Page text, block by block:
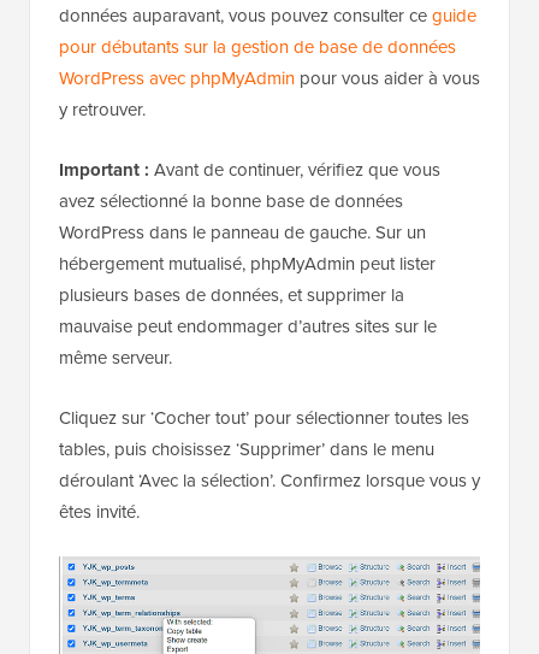
données auparavant, vous pouvez consulter ceguide
pour débutants sur la gestion de base de données
WordPress avec phpMyAdmin pour vous aider à vous
y retrouver.
Important : Avant de continuer, vérifiez que vous
avez sélectionné la bonne base de données
WordPress dans le panneau de gauche. Sur un
hébergement mutualisé, phpMyAdmin peut lister
plusieurs bases de données, et supprimer la
mauvaise peut endommager d’autres sites sur le
même serveur.
Cliquez sur ‘Cocher tout’ pour sélectionner toutes les
tables, puis choisissez ‘Supprimer’ dans le menu
déroulant ‘Avec la sélection’. Confirmez lorsque vous y
êtes invité.